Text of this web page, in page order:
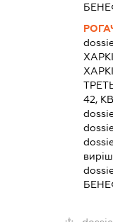
42,